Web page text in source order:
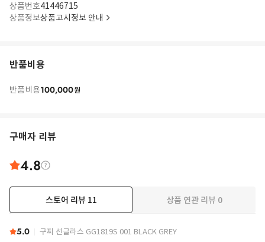
상품번호41446715
상품정보상품고시정보 안내
반품비용
반품비용100,000원
구매자 리뷰
4.8
스토어 리뷰 11 상품 연관 리뷰 0
5.0 구찌 선글라스 GG1819S 001 BLACK GREY